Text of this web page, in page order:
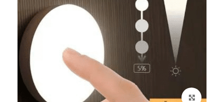
انقر هنا لتكبير الصورة